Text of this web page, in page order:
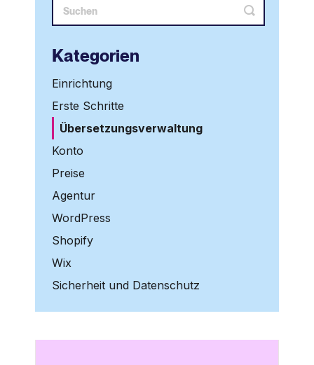
Kategorien
Einrichtung
Erste Schritte
Übersetzungsverwaltung
Konto
Preise
Agentur
WordPress
Shopify
Wix
Sicherheit und Datenschutz